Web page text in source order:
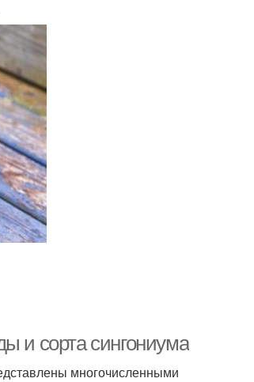
и сорта сингониума
многочисленными